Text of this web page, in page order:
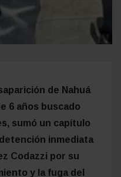
de Nahuá
6 años buscado
sumó un capítulo
inmediata
Codazzi por su
y la fuga del